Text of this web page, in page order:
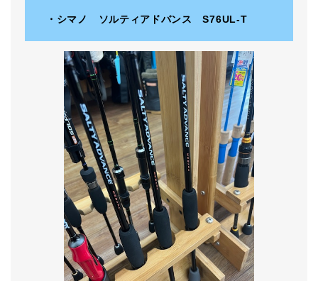
・シマノ ソルティアドバンス S76UL-T